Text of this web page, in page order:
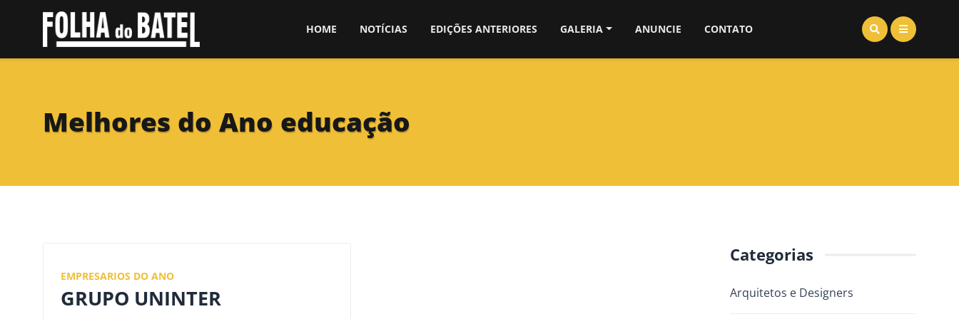
HOME NOTÍCIAS EDIÇÕES ANTERIORES GALERIA ANUNCIE CONTATO
Melhores do Ano educação
EMPRESARIOS DO ANO
GRUPO UNINTER
Categorias
Arquitetos e Designers